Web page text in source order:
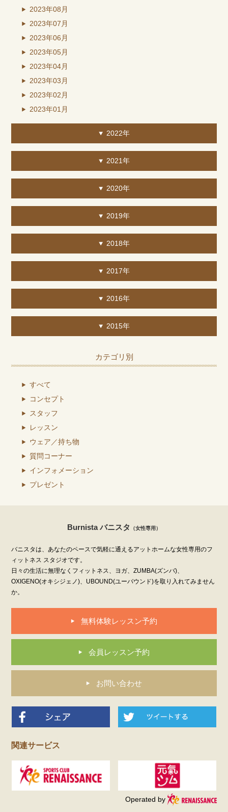
2023年08月
2023年07月
2023年06月
2023年05月
2023年04月
2023年03月
2023年02月
2023年01月
2022年
2021年
2020年
2019年
2018年
2017年
2016年
2015年
カテゴリ別
すべて
コンセプト
スタッフ
レッスン
ウェア／持ち物
質問コーナー
インフォメーション
プレゼント
Burnista バニスタ （女性専用）
バニスタは、あなたのペースで気軽に通えるアットホームな女性専用のフ
ィットネス スタジオです。
日々の生活に無理なくフィットネス、ヨガ、ZUMBA(ズンバ)、
OXIGENO(オキシジェノ)、UBOUND(ユーバウンド)を取り入れてみません
か。
無料体験レッスン予約
会員レッスン予約
お問い合わせ
関連サービス
Operated by